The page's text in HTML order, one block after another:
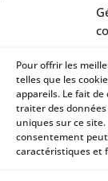
Pour offrir les
telles que les
appareils. Le fait
traiter des
uniques sur ce
consentement
caractéristiques et